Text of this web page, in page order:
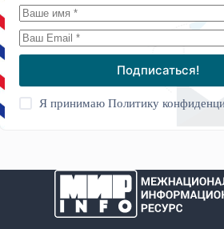
Подписаться!
Я принимаюПолитику